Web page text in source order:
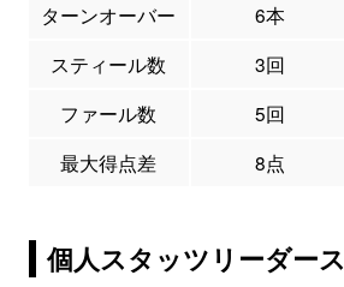
ターンオーバー
6本
スティール数
3回
ファール数
5回
最大得点差
8点
個人スタッツリーダース